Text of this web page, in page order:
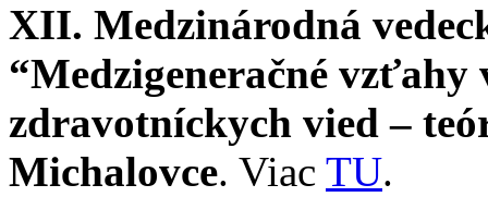
XII. Medzinárodná
“Medzigeneračné vzťahy
zdravotníckych vied –
Michalovce. Viac TU.